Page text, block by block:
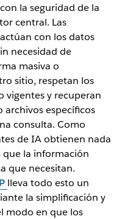
la seguridad de la
central. Las
con los datos
necesidad de
masiva o
sitio, respetan los
vigentes y recuperan
archivos específicos
consulta. Como
de IA obtienen nada
que la información
que necesitan.
lleva todo esto un
la simplificación y
modo en que los